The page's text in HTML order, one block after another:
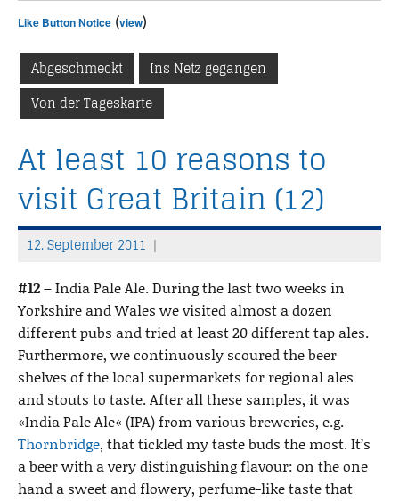
Like Button Notice (view)
Abgeschmeckt
Ins Netz gegangen
Von der Tageskarte
At least 10 reasons to
visit Great Britain (12)
12. September 2011
T
h
o
m
a
s
#12 –India Pale Ale. During the last two weeks in
Yorkshire and Wales we visited almost a dozen
different pubs and tried at least 20 different tap ales.
Furthermore, we continuously scoured the beer
shelves of the local supermarkets for regional ales
and stouts to taste. After all these samples, it was
«India Pale Ale« (IPA) from various breweries, e.g.
Thornbridge, that tickled my taste buds the most. It’s
a beer with a very distinguishing flavour: on the one
hand a sweet and flowery, perfume-like taste that